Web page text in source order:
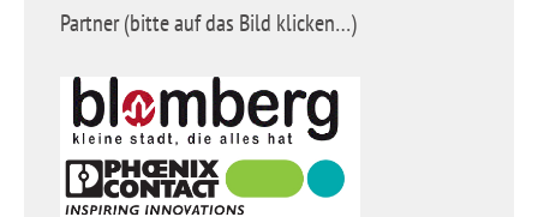
Partner (bitte auf das Bild klicken…)